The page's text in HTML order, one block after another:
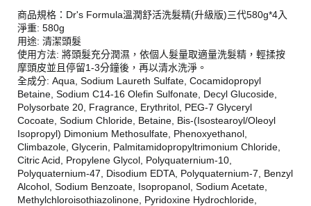
商品規格：Dr's Formula溫潤舒活洗髮精(升級版)三代580g*4入
淨重: 580g
用途: 清潔頭髮
使用方法: 將頭髮充分潤濕，依個人髮量取適量洗髮精，輕揉按
摩頭皮並且停留1-3分鐘後，再以清水洗淨。
全成分: Aqua, Sodium Laureth Sulfate, Cocamidopropyl
Betaine, Sodium C14-16 Olefin Sulfonate, Decyl Glucoside,
Polysorbate 20, Fragrance, Erythritol, PEG-7 Glyceryl
Cocoate, Sodium Chloride, Betaine, Bis-(Isostearoyl/Oleoyl
Isopropyl) Dimonium Methosulfate, Phenoxyethanol,
Climbazole, Glycerin, Palmitamidopropyltrimonium Chloride,
Citric Acid, Propylene Glycol, Polyquaternium-10,
Polyquaternium-47, Disodium EDTA, Polyquaternium-7, Benzyl
Alcohol, Sodium Benzoate, Isopropanol, Sodium Acetate,
Methylchloroisothiazolinone, Pyridoxine Hydrochloride,